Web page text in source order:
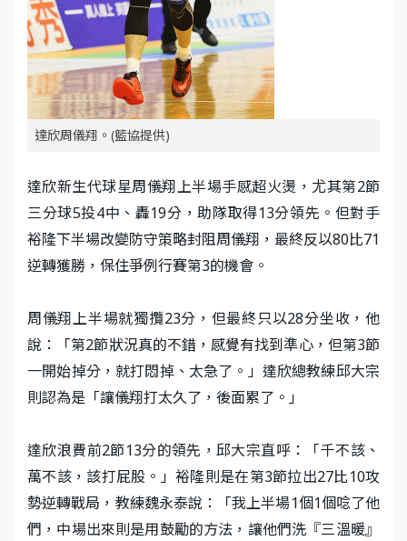
達欣周儀翔。(籃協提供)
達欣新生代球星周儀翔上半場手感超火燙，尤其第2節
三分球5投4中、轟19分，助隊取得13分領先。但對手
裕隆下半場改變防守策略封阻周儀翔，最終反以80比71
逆轉獲勝，保住爭例行賽第3的機會。
周儀翔上半場就獨攬23分，但最終只以28分坐收，他
說：「第2節狀況真的不錯，感覺有找到準心，但第3節
一開始掉分，就打悶掉、太急了。」達欣總教練邱大宗
則認為是「讓儀翔打太久了，後面累了。」
達欣浪費前2節13分的領先，邱大宗直呼：「千不該、
萬不該，該打屁股。」裕隆則是在第3節拉出27比10攻
勢逆轉戰局，教練魏永泰說：「我上半場1個1個唸了他
們，中場出來則是用鼓勵的方法，讓他們洗『三溫暖』